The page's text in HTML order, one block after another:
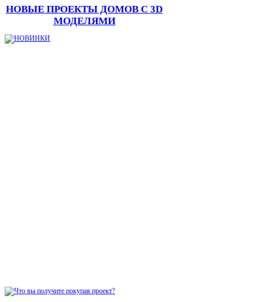
НОВЫЕ ПРОЕКТЫ ДОМОВ С 3D
МОДЕЛЯМИ